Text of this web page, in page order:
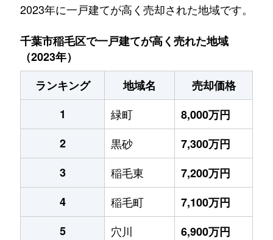
2023年に一戸建てが高く売却された地域です。
千葉市稲毛区で一戸建てが高く売れた地域
（2023年）
ランキング
地域名
売却価格
1
緑町
8,000万円
2
黒砂
7,300万円
3
稲毛東
7,200万円
4
稲毛町
7,100万円
5
穴川
6,900万円